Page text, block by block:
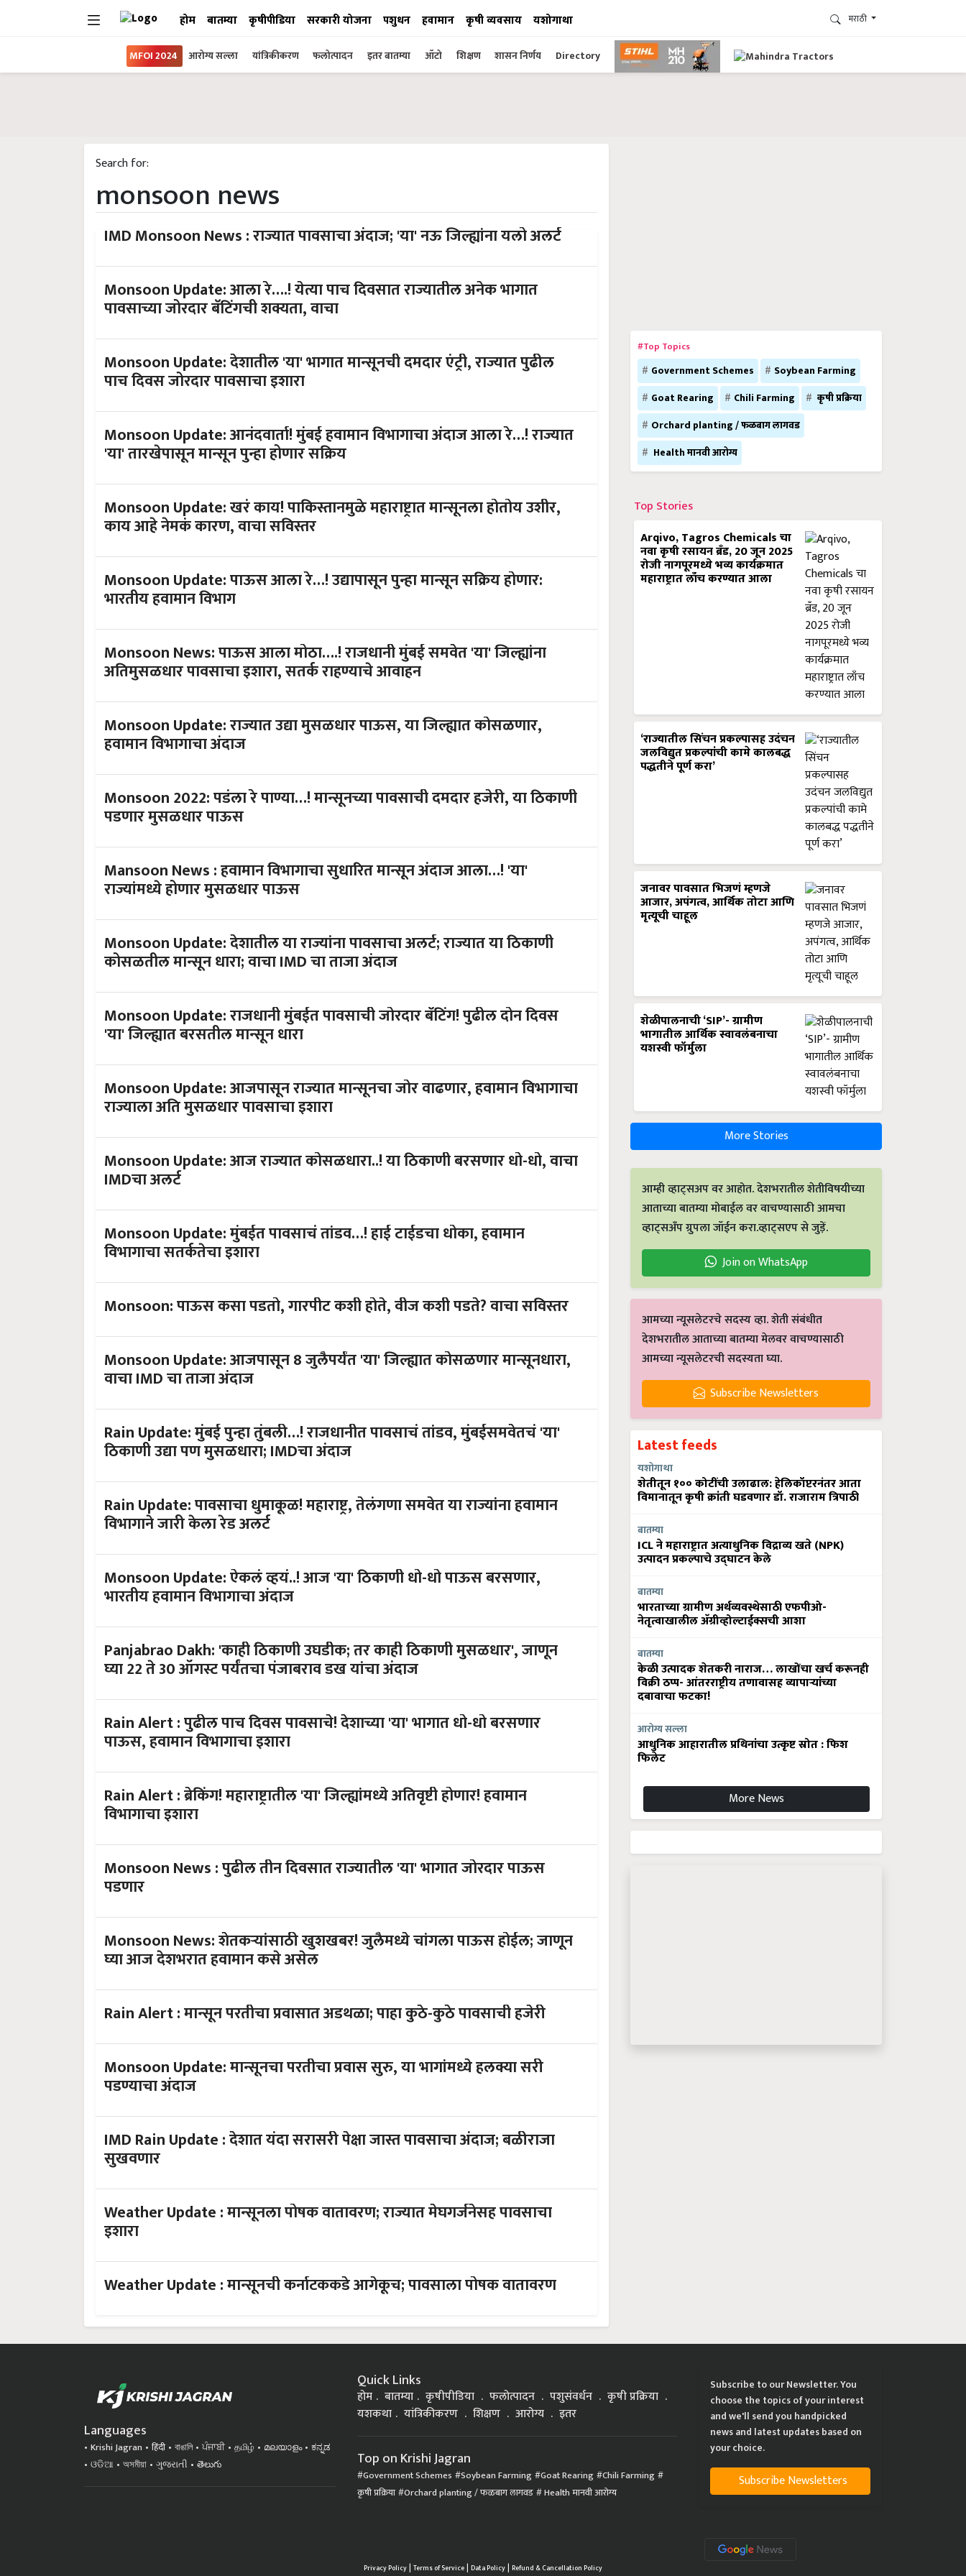
होम बातम्या कृषीपीडिया सरकारी योजना पशुधन हवामान कृषी व्यवसाय यशोगाथा मराठी
MFOI 2024 आरोग्य सल्ला यांत्रिकीकरण फलोत्पादन इतर बातम्या ऑटो शिक्षण शासन निर्णय Directory
Search for:
monsoon news
IMD Monsoon News : राज्यात पावसाचा अंदाज; 'या' नऊ जिल्ह्यांना यलो अलर्ट
Monsoon Update: आला रे….! येत्या पाच दिवसात राज्यातील अनेक भागात
पावसाच्या जोरदार बॅटिंगची शक्यता, वाचा
Monsoon Update: देशातील 'या' भागात मान्सूनची दमदार एंट्री, राज्यात पुढील
पाच दिवस जोरदार पावसाचा इशारा
Monsoon Update: आनंदवार्ता! मुंबई हवामान विभागाचा अंदाज आला रे…! राज्यात
'या' तारखेपासून मान्सून पुन्हा होणार सक्रिय
Monsoon Update: खरं काय! पाकिस्तानमुळे महाराष्ट्रात मान्सूनला होतोय उशीर,
काय आहे नेमकं कारण, वाचा सविस्तर
Monsoon Update: पाऊस आला रे…! उद्यापासून पुन्हा मान्सून सक्रिय होणार:
भारतीय हवामान विभाग
Monsoon News: पाऊस आला मोठा….! राजधानी मुंबई समवेत 'या' जिल्ह्यांना
अतिमुसळधार पावसाचा इशारा, सतर्क राहण्याचे आवाहन
Monsoon Update: राज्यात उद्या मुसळधार पाऊस, या जिल्ह्यात कोसळणार,
हवामान विभागाचा अंदाज
Monsoon 2022: पडंला रे पाण्या…! मान्सूनच्या पावसाची दमदार हजेरी, या ठिकाणी
पडणार मुसळधार पाऊस
Mansoon News : हवामान विभागाचा सुधारित मान्सून अंदाज आला…! 'या'
राज्यांमध्ये होणार मुसळधार पाऊस
Monsoon Update: देशातील या राज्यांना पावसाचा अलर्ट; राज्यात या ठिकाणी
कोसळतील मान्सून धारा; वाचा IMD चा ताजा अंदाज
Monsoon Update: राजधानी मुंबईत पावसाची जोरदार बॅटिंग! पुढील दोन दिवस
'या' जिल्ह्यात बरसतील मान्सून धारा
Monsoon Update: आजपासून राज्यात मान्सूनचा जोर वाढणार, हवामान विभागाचा
राज्याला अति मुसळधार पावसाचा इशारा
Monsoon Update: आज राज्यात कोसळधारा..! या ठिकाणी बरसणार धो-धो, वाचा
IMDचा अलर्ट
Monsoon Update: मुंबईत पावसाचं तांडव…! हाई टाईडचा धोका, हवामान
विभागाचा सतर्कतेचा इशारा
Monsoon: पाऊस कसा पडतो, गारपीट कशी होते, वीज कशी पडते? वाचा सविस्तर
Monsoon Update: आजपासून 8 जुलैपर्यंत 'या' जिल्ह्यात कोसळणार मान्सूनधारा,
वाचा IMD चा ताजा अंदाज
Rain Update: मुंबई पुन्हा तुंबली…! राजधानीत पावसाचं तांडव, मुंबईसमवेतचं 'या'
ठिकाणी उद्या पण मुसळधारा; IMDचा अंदाज
Rain Update: पावसाचा धुमाकूळ! महाराष्ट्र, तेलंगणा समवेत या राज्यांना हवामान
विभागाने जारी केला रेड अलर्ट
Monsoon Update: ऐकलं व्हयं..! आज 'या' ठिकाणी धो-धो पाऊस बरसणार,
भारतीय हवामान विभागाचा अंदाज
Panjabrao Dakh: 'काही ठिकाणी उघडीक; तर काही ठिकाणी मुसळधार', जाणून
घ्या 22 ते 30 ऑगस्ट पर्यंतचा पंजाबराव डख यांचा अंदाज
Rain Alert : पुढील पाच दिवस पावसाचे! देशाच्या 'या' भागात धो-धो बरसणार
पाऊस, हवामान विभागाचा इशारा
Rain Alert : ब्रेकिंग! महाराष्ट्रातील 'या' जिल्ह्यांमध्ये अतिवृष्टी होणार! हवामान
विभागाचा इशारा
Monsoon News : पुढील तीन दिवसात राज्यातील 'या' भागात जोरदार पाऊस
पडणार
Monsoon News: शेतकऱ्यांसाठी खुशखबर! जुलैमध्ये चांगला पाऊस होईल; जाणून
घ्या आज देशभरात हवामान कसे असेल
Rain Alert : मान्सून परतीचा प्रवासात अडथळा; पाहा कुठे-कुठे पावसाची हजेरी
Monsoon Update: मान्सूनचा परतीचा प्रवास सुरु, या भागांमध्ये हलक्या सरी
पडण्याचा अंदाज
IMD Rain Update : देशात यंदा सरासरी पेक्षा जास्त पावसाचा अंदाज; बळीराजा
सुखवणार
Weather Update : मान्सूनला पोषक वातावरण; राज्यात मेघगर्जनेसह पावसाचा
इशारा
Weather Update : मान्सूनची कर्नाटककडे आगेकूच; पावसाला पोषक वातावरण
#Top Topics
Government Schemes
Soybean Farming
Goat Rearing
Chili Farming
कृषी प्रक्रिया
Orchard planting / फळबाग लागवड
Health मानवी आरोग्य
Top Stories
Arqivo, Tagros Chemicals चा
नवा कृषी रसायन ब्रँड, 20 जून 2025
रोजी नागपूरमध्ये भव्य कार्यक्रमात
महाराष्ट्रात लाँच करण्यात आला
‘राज्यातील सिंचन प्रकल्पासह उदंचन
जलविद्युत प्रकल्पांची कामे कालबद्ध
पद्धतीने पूर्ण करा’
जनावर पावसात भिजणं म्हणजे
आजार, अपंगत्व, आर्थिक तोटा आणि
मृत्यूची चाहूल
शेळीपालनाची ‘SIP’- ग्रामीण
भागातील आर्थिक स्वावलंबनाचा
यशस्वी फॉर्मुला
More Stories
आम्ही व्हाट्सअप वर आहोत. देशभरातील शेतीविषयीच्या
आताच्या बातम्या मोबाईल वर वाचण्यासाठी आमचा
व्हाट्सअँप ग्रुपला जॉईन करा.व्हाट्सएप से जुड़ें.
Join on WhatsApp
आमच्या न्यूसलेटरचे सदस्य व्हा. शेती संबंधीत
देशभरातील आताच्या बातम्या मेलवर वाचण्यासाठी
आमच्या न्यूसलेटरची सदस्यता घ्या.
Subscribe Newsletters
Latest feeds
यशोगाथा
शेतीतून १०० कोटींची उलाढाल: हेलिकॉप्टरनंतर आता
विमानातून कृषी क्रांती घडवणार डॉ. राजाराम त्रिपाठी
बातम्या
ICL ने महाराष्ट्रात अत्याधुनिक विद्राव्य खते (NPK)
उत्पादन प्रकल्पाचे उद्घाटन केले
बातम्या
भारताच्या ग्रामीण अर्थव्यवस्थेसाठी एफपीओ-
नेतृत्वाखालील अ‍ॅग्रीव्होल्टाईक्सची आशा
बातम्या
केळी उत्पादक शेतकरी नाराज… लाखोंचा खर्च करूनही
विक्री ठप्प- आंतरराष्ट्रीय तणावासह व्यापाऱ्यांच्या
दबावाचा फटका!
आरोग्य सल्ला
आधुनिक आहारातील प्रथिनांचा उत्कृष्ट स्रोत : फिश
फिलेट
More News
Languages
Krishi Jagran हिंदी বাঙালি ਪੰਜਾਬੀ தமிழ் മലയാളം
ಕನ್ನಡ
ଓଡିଆ
অসমীয়া ગુજરાતી తెలుగు
Quick Links
होम बातम्या कृषीपीडिया फलोत्पादन पशुसंवर्धन
कृषी प्रक्रिया
यशकथा
यांत्रिकीकरण शिक्षण आरोग्य इतर
Top on Krishi Jagran
Government Schemes Soybean Farming Goat Rearing Chili Farming
कृषी प्रक्रिया Orchard planting / फळबाग लागवड Health मानवी आरोग्य
Subscribe to our Newsletter. You
choose the topics of your interest
and we'll send you handpicked
news and latest updates based on
your choice.
Subscribe Newsletters
Privacy Policy| Terms of Service| Data Policy| Refund & Cancellation Policy